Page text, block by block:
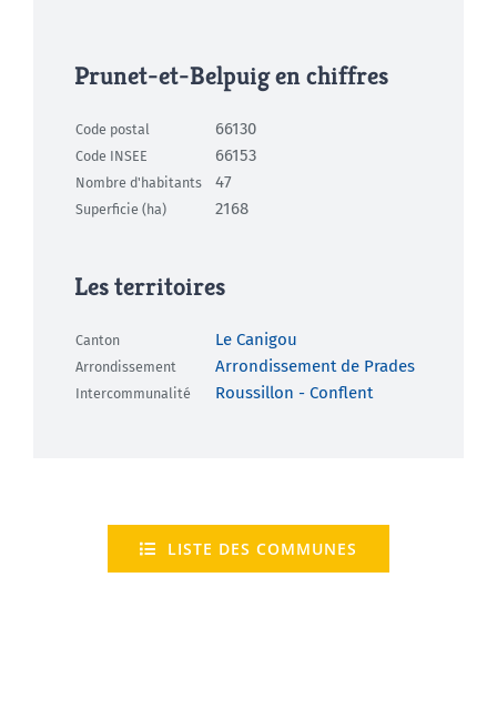
Prunet-et-Belpuig en chiffres
Code postal 66130
Code INSEE 66153
Nombre d'habitants 47
Superficie (ha) 2168
Les territoires
Canton Le Canigou
Arrondissement Arrondissement de Prades
Intercommunalité Roussillon - Conflent
LISTE DES COMMUNES